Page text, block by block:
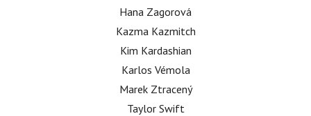
Hana Zagorová
Kazma Kazmitch
Kim Kardashian
Karlos Vémola
Marek Ztracený
Taylor Swift